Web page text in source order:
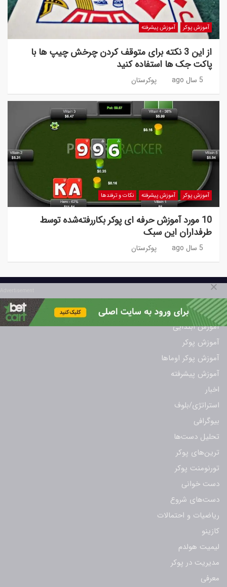
آموزش پوکر آموزش پیشرفته
از این 3 نکته برای متوقف کردن چرخش چیپ ها با
پاکت جک ها استفاده کنید
5 سال ago پوکرستان
آموزش پوکر آموزش پیشرفته نکات و ترفندها
10 مورد آموزش حرفه ای پوکر بکاررفته‌شده توسط
طرفداران این سبک
5 سال ago پوکرستان
دسته بندی
آموزش ابتدایی
آموزش پوکر
آموزش پوکر اوماها
آموزش پیشرفته
اخبار
استراتژی/بلوف
بیوگرافی
تحلیل دست‌ها
ترین‌های پوکر
تورنومنت پوکر
دست خوانی
دست‌های شروع
ریاضیات و احتمالات
کازینو
لیمیت هولدم
مدیریت در پوکر
معرفی